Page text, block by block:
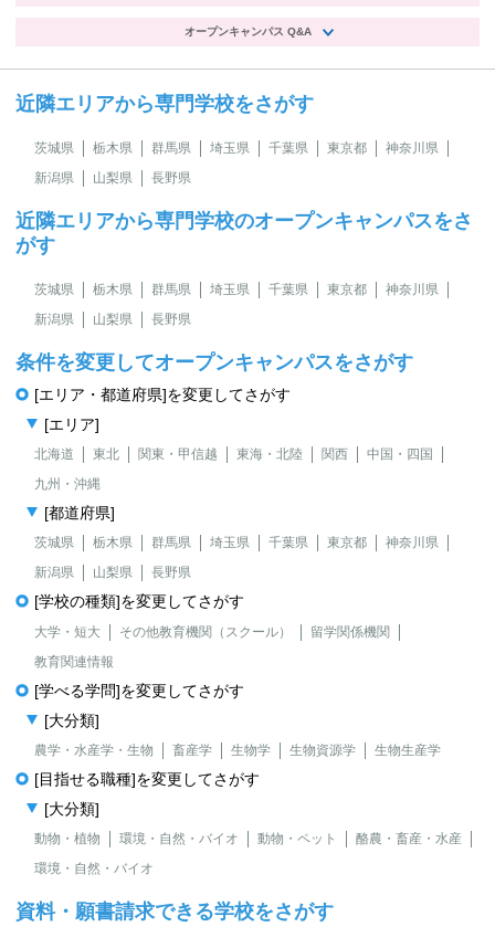
オープンキャンパス Q&A
近隣エリアから専門学校をさがす
茨城県 栃木県 群馬県 埼玉県 千葉県 東京都
神奈川県
新潟県
山梨県 長野県
近隣エリアから専門学校のオープンキャンパスをさ
がす
茨城県 栃木県 群馬県 埼玉県 千葉県 東京都
神奈川県
新潟県
山梨県 長野県
条件を変更してオープンキャンパスをさがす
[エリア・都道府県]を変更してさがす
[エリア]
北海道 東北 関東・甲信越 東海・北陸 関西
中国・四国
九州・沖縄
[都道府県]
茨城県 栃木県 群馬県 埼玉県 千葉県 東京都
神奈川県
新潟県
山梨県 長野県
[学校の種類]を変更してさがす
大学・短大 その他教育機関（スクール）
留学関係機関
教育関連情報
[学べる学問]を変更してさがす
[大分類]
農学・水産学・生物 畜産学 生物学 生物資源学 生物生産学
[目指せる職種]を変更してさがす
[大分類]
動物・植物 環境・自然・バイオ 動物・ペット
酪農・畜産・水産
環境・自然・バイオ
資料・願書請求できる学校をさがす